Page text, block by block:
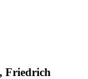
Friedrich